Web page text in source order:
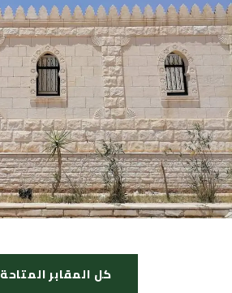
كل المقابر المتاحة